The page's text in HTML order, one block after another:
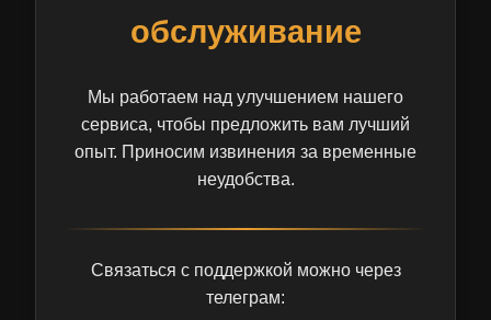
обслуживание
Мы работаем над улучшением нашего
сервиса, чтобы предложить вам лучший
опыт. Приносим извинения за временные
неудобства.
Связаться с поддержкой можно через
телеграм: